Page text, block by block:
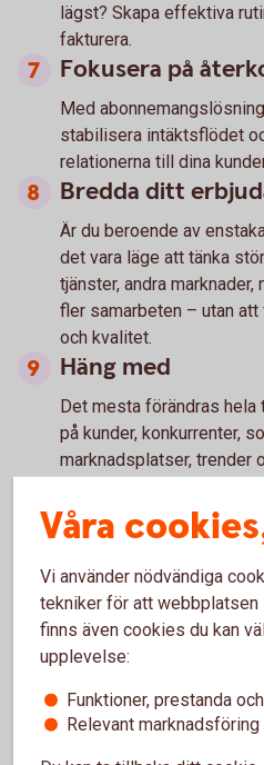
lägst? Skapa effektiva
fakturera.
Fokusera på
Med
stabilisera intäktsflödet
relationerna till dina
Bredda ditt
Är du beroende av
det vara läge att tänka
tjänster, andra marknader,
fler samarbeten – utan
och kvalitet.
Häng med
Det mesta förändras
på kunder, konkurrenter,
marknadsplatser, trender
verkligheten.
Tjäna pengar på
Har du ett stabilt
att placera dem så att
dig att trygga ekonomin i
Betala och ta
Våra
Vi använder nödvändiga
tekniker för att webbplatsen
finns även cookies du kan
upplevelse:
Funktioner, prestanda
Relevant marknadsföring